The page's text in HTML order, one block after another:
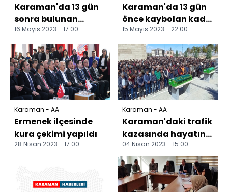
Karaman'da 13 gün
sonra bulunan
kadını kaçırdığı
iddia edilen 2 kişiye
göza...
16 Mayıs 2023 - 17:00
Karaman'da 13 gün
önce kaybolan kadın
bulundu
15 Mayıs 2023 - 22:00
Karaman - AA
Ermenek ilçesinde
kura çekimi yapıldı
28 Nisan 2023 - 17:00
Karaman - AA
Karaman'daki trafik
kazasında hayatını
kaybedenlerden 3
işçinin cenazesi to...
04 Nisan 2023 - 15:00